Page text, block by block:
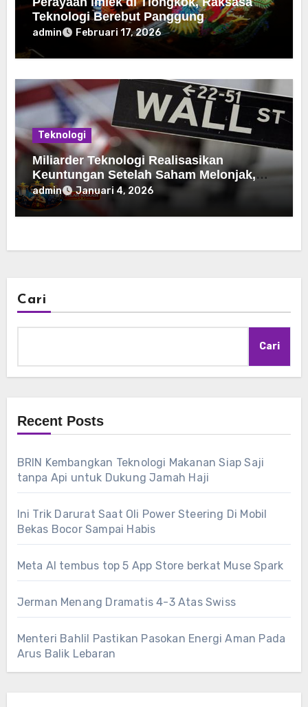
Teknologi Berebut Panggung
admin Februari 17, 2026
Teknologi
Miliarder Teknologi Realisasikan
Keuntungan Setelah Saham Melonjak,
Segini Nilainya
admin Januari 4, 2026
Cari
Cari
Recent Posts
BRIN Kembangkan Teknologi Makanan Siap Saji
tanpa Api untuk Dukung Jamah Haji
Ini Trik Darurat Saat Oli Power Steering Di Mobil
Bekas Bocor Sampai Habis
Meta AI tembus top 5 App Store berkat Muse Spark
Jerman Menang Dramatis 4-3 Atas Swiss
Menteri Bahlil Pastikan Pasokan Energi Aman Pada
Arus Balik Lebaran